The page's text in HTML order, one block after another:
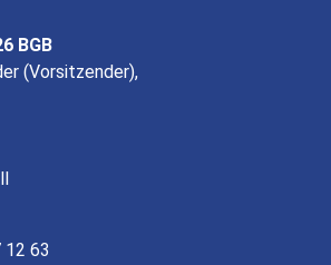
BGB
(Vorsitzender),
63